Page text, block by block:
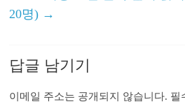
20명) →
답글 남기기
이메일 주소는 공개되지 않습니다. 필